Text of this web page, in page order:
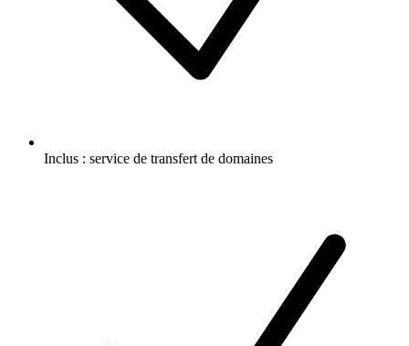
Inclus : service de transfert de domaines